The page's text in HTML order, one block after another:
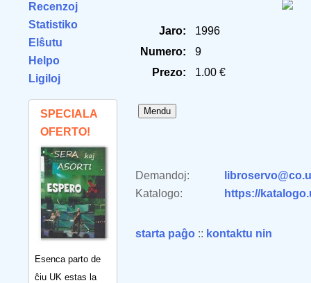
Recenzoj
Statistiko
Elŝutu
Helpo
Ligiloj
SPECIALA
OFERTO!
Esenca parto de
ĉiu UK estas la
Jaro:
1996
Numero:
9
Prezo:
1.00 €
Demandoj:
Katalogo:
https://
starta paĝo :: kontaktu nin